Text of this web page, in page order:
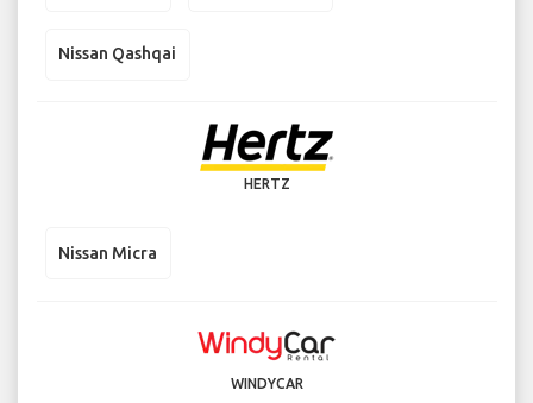
Nissan Qashqai
HERTZ
Nissan Micra
WINDYCAR